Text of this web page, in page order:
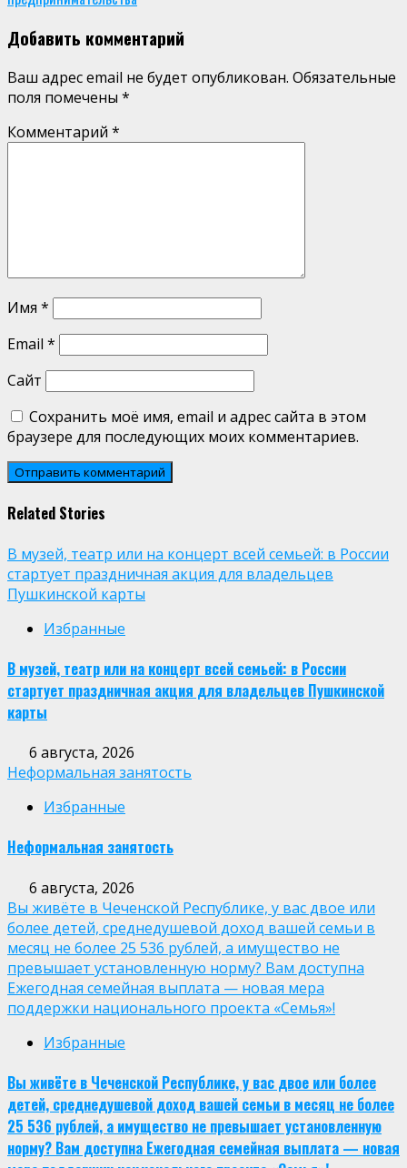
Добавить комментарий
Ваш адрес email не будет опубликован. Обязательные
поля помечены *
Комментарий *
Имя *
Email *
Сайт
Сохранить моё имя, email и адрес сайта в этом
браузере для последующих моих комментариев.
Related Stories
В музей, театр или на концерт всей семьей: в России
стартует праздничная акция для владельцев
Пушкинской карты
Избранные
В музей, театр или на концерт всей семьей: в России
стартует праздничная акция для владельцев Пушкинской
карты
6 августа, 2026
Неформальная занятость
Избранные
Неформальная занятость
6 августа, 2026
Вы живёте в Чеченской Республике, у вас двое или
более детей, среднедушевой доход вашей семьи в
месяц не более 25 536 рублей, а имущество не
превышает установленную норму? Вам доступна
Ежегодная семейная выплата — новая мера
поддержки национального проекта «Семья»!
Избранные
Вы живёте в Чеченской Республике, у вас двое или более
детей, среднедушевой доход вашей семьи в месяц не более
25 536 рублей, а имущество не превышает установленную
норму? Вам доступна Ежегодная семейная выплата — новая